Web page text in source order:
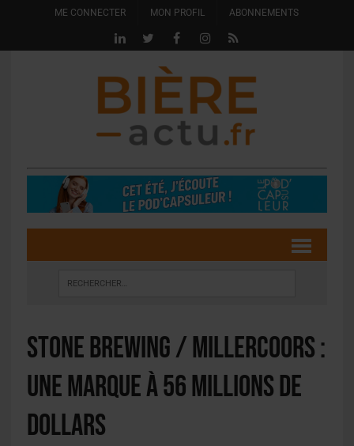
ME CONNECTER MON PROFIL ABONNEMENTS
Stone Brewing / MillerCoors :
une marque à 56 millions de
dollars